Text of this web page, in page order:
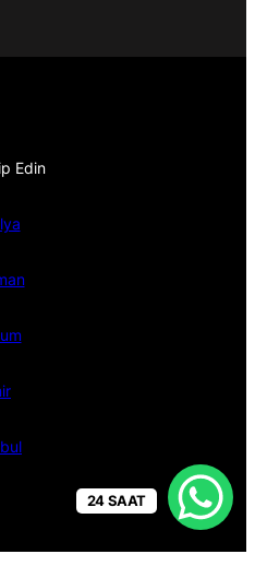
Edin
24 SAAT